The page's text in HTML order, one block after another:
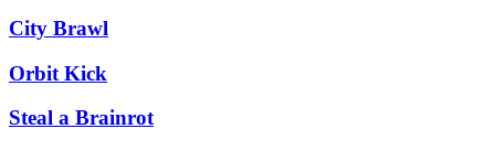
City Brawl
Orbit Kick
Steal a Brainrot